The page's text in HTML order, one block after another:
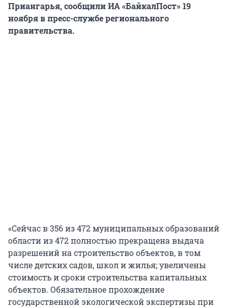
Приангарья, сообщили ИА «БайкалПост» 19
ноября в пресс-службе регионального
правительства.
«Сейчас в 356 из 472 муниципальных образований
области из 472 полностью прекращена выдача
разрешений на строительство объектов, в том
числе детских садов, школ и жилья; увеличены
стоимость и сроки строительства капитальных
объектов. Обязательное прохождение
государственной экологической экспертизы при